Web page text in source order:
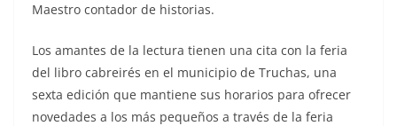
Maestro contador de historias.
Los amantes de la lectura tienen una cita con la feria
del libro cabreirés en el municipio de Truchas, una
sexta edición que mantiene sus horarios para ofrecer
novedades a los más pequeños a través de la feria